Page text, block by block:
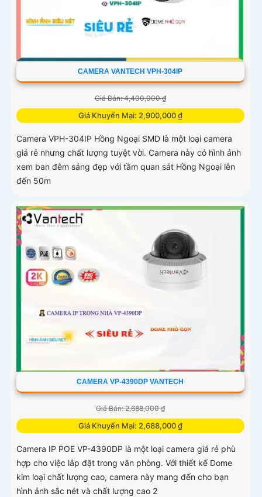
CAMERA VANTECH VPH-304IP
Giá Bán: 4,400,000 ₫
Giá Khuyến Mại: 2,900,000 ₫
Camera VPH-304IP Hồng Ngoại SMD là một loại camera
giá rẻ nhưng chất lượng tuyệt vời. Camera này có hình ảnh
xem ban đêm sáng đẹp với tầm quan sát Hồng Ngoại lên
đến 50m
CAMERA VP-4390DP VANTECH
Giá Bán: 2,688,000 ₫
Giá Khuyến Mại: 2,688,000 ₫
Camera IP POE VP-4390DP là một loại camera giá rẻ phù
hợp cho việc lắp đặt trong văn phòng. Với thiết kế Dome
kim loại chất lượng cao, camera này mang đến cho bạn
hình ảnh sắc nét và chất lượng cao 2